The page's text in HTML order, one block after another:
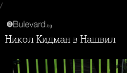
/
Никол Кидман в Нашвил